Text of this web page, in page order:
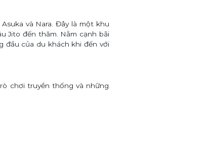
và Nara .Đây là một khu
Jito đến thăm.
Nằm cạnh bãi
đầu của du khách khi đến với
chơi truyền thống và những